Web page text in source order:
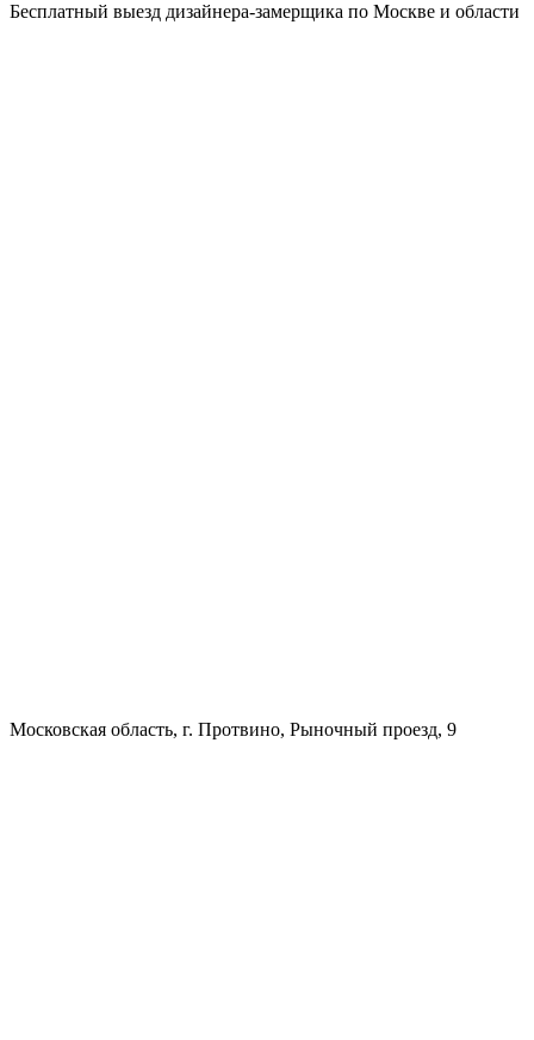
Бесплатный выезд дизайнера-замерщика по Москве и области
Московская область, г. Протвино, Рыночный проезд, 9